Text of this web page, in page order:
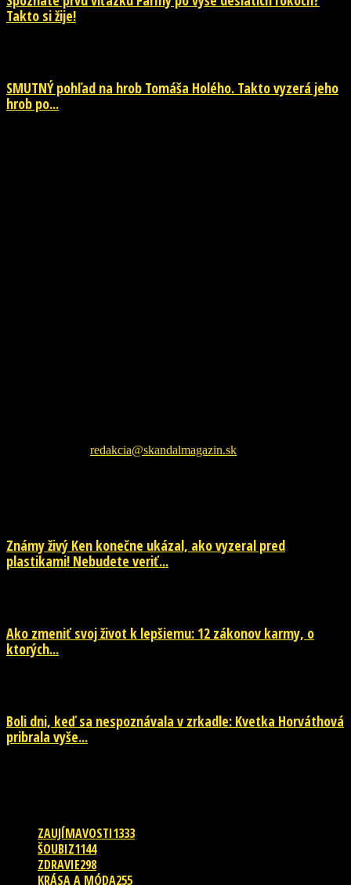
Takto si žije!
SMUTNÝ pohľad na hrob Tomáša Holého. Takto vyzerá jeho
hrob po...
redakcia@skandalmagazin.sk
Známy živý Ken konečne ukázal, ako vyzeral pred
plastikami! Nebudete veriť...
Ako zmeniť svoj život k lepšiemu: 12 zákonov karmy, o
ktorých...
Boli dni, keď sa nespoznávala v zrkadle: Kvetka Horváthová
pribrala vyše...
ZAUJÍMAVOSTI1333
ŠOUBIZ1144
ZDRAVIE298
KRÁSA A MÓDA255